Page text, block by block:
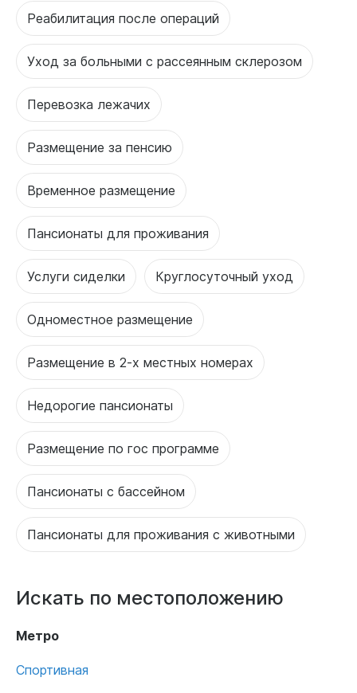
Реабилитация после операций
Уход за больными с рассеянным склерозом
Перевозка лежачих
Размещение за пенсию
Временное размещение
Пансионаты для проживания
Услуги сиделки Круглосуточный уход
Одноместное размещение
Размещение в 2-х местных номерах
Недорогие пансионаты
Размещение по гос программе
Пансионаты с бассейном
Пансионаты для проживания с животными
Искать по местоположению
Метро
Спортивная